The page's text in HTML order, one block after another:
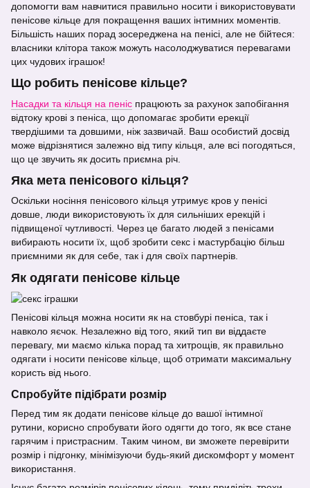
допомогти вам навчитися правильно носити і використовувати
пенісове кільце для покращення ваших інтимних моментів.
Більшість наших порад зосереджена на пенісі, але не бійтеся:
власники клітора також можуть насолоджуватися перевагами
цих чудових іграшок!
Що робить пенісове кільце?
Насадки та кільця на пеніс працюють за рахунок запобігання
відтоку крові з пеніса, що допомагає зробити ерекції
твердішими та довшими, ніж зазвичай. Ваш особистий досвід
може відрізнятися залежно від типу кільця, але всі погодяться,
що це звучить як досить приємна річ.
Яка мета пенісового кільця?
Оскільки носіння пенісового кільця утримує кров у пенісі
довше, люди використовують їх для сильніших ерекцій і
підвищеної чутливості. Через це багато людей з пенісами
вибирають носити їх, щоб зробити секс і мастурбацію більш
приємними як для себе, так і для своїх партнерів.
Як одягати пенісове кільце
Пенісові кільця можна носити як на стовбурі пеніса, так і
навколо яєчок. Незалежно від того, який тип ви віддаєте
перевагу, ми маємо кілька порад та хитрощів, як правильно
одягати і носити пенісове кільце, щоб отримати максимальну
користь від нього.
Спробуйте підібрати розмір
Перед тим як додати пенісове кільце до вашої інтимної
рутини, корисно спробувати його одягти до того, як все стане
гарячим і пристрасним. Таким чином, ви зможете перевірити
розмір і підгонку, мінімізуючи будь-який дискомфорт у момент
використання.